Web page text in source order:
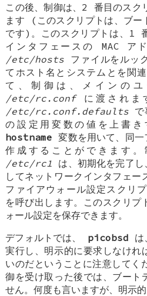
この後、制御は、2 番目のスク
ます (このスクリプトは、ブー
です)。このスクリプトは、1
インタフェースの MAC ア
/etc/hosts ファイルをルッ
てホスト名とシステムとを関
て、制御は、メインの
/etc/rc.confに渡されま
/etc/rc.conf.defaults で
の設定用変数の値を上書き
hostname 変数を用いて、同
作成することができます。
/etc/rc1 は、初期化を完了
してネットワークインタフェー
ファイアウォール設定スクリ
を呼び出します。このスクリプ
ォール設定を保存できます。
デフォルトでは、 picobsd は
実行し、明示的に要求しなけれ
いのだということに注意してく
御を受け取った後では、ブート
せん。何度も言いますが、明示